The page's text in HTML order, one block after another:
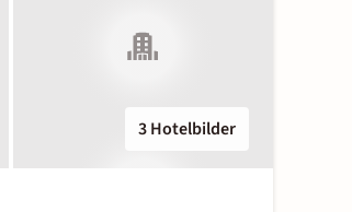
3 Hotelbilder